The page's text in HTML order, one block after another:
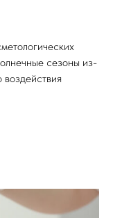
сезоны из-